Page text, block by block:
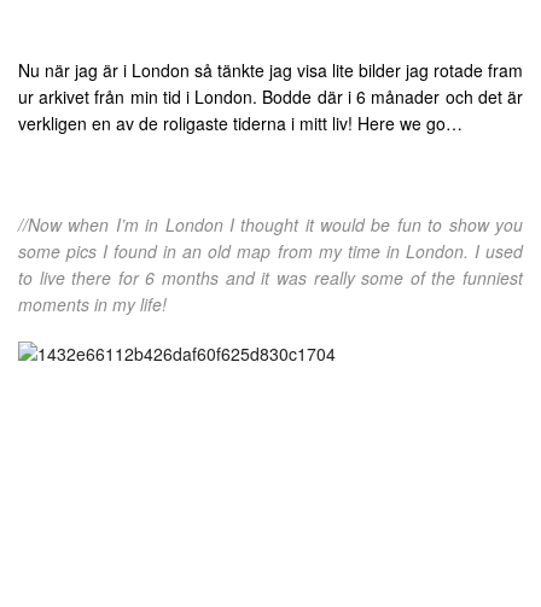
Nu när jag är i London så tänkte jag visa lite bilder jag rotade fram
ur arkivet från min tid i London. Bodde där i 6 månader och det är
verkligen en av de roligaste tiderna i mitt liv! Here we go…
//Now when I’m in London I thought it would be fun to show you
some pics I found in an old map from my time in London. I used
to live there for 6 months and it was really some of the funniest
moments in my life!